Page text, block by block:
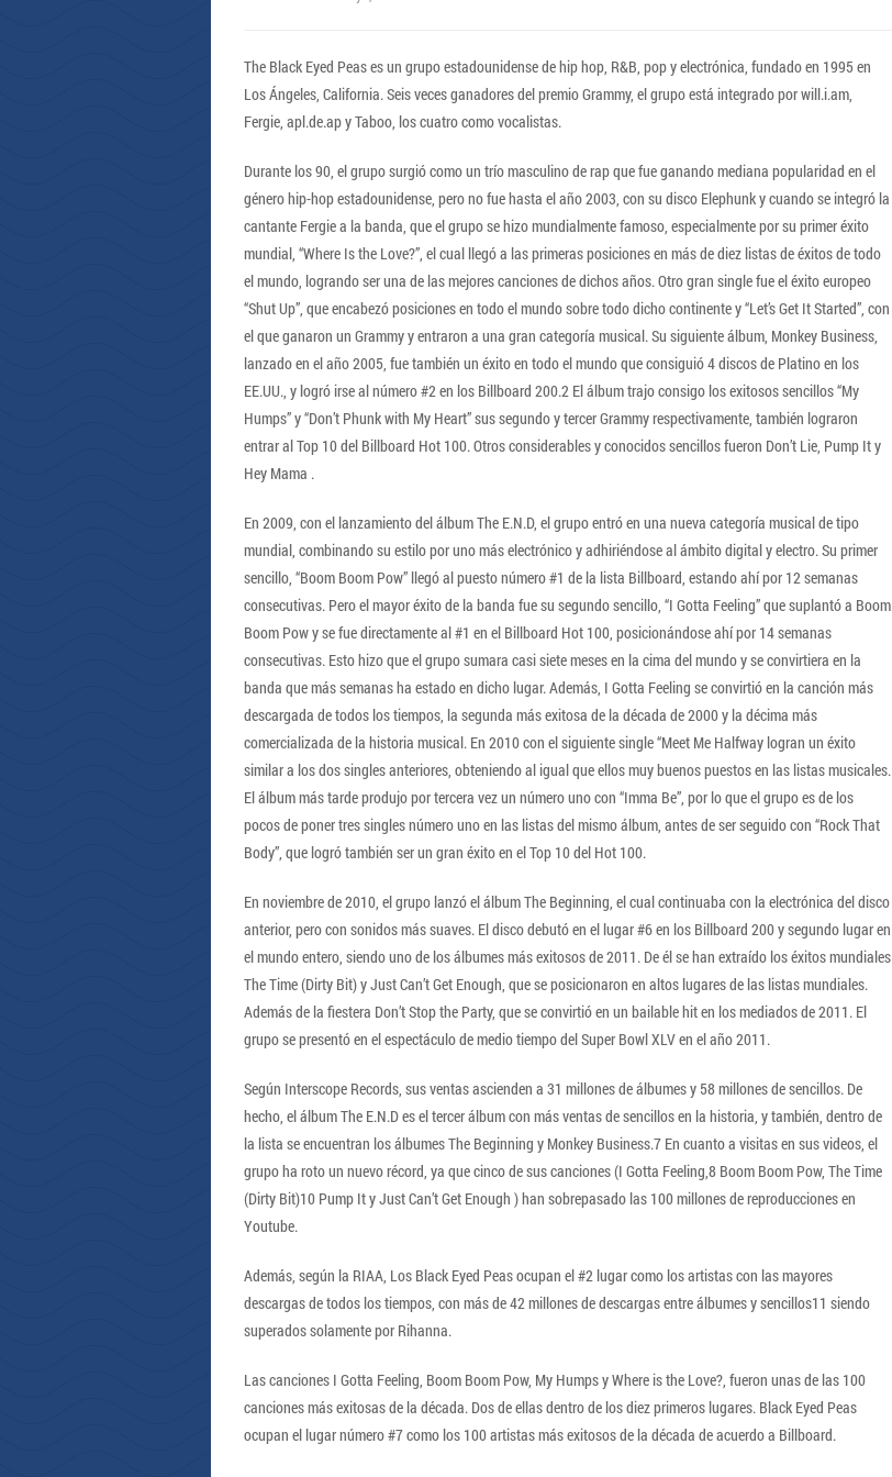
The Black Eyed Peas es un grupo estadounidense de hip hop, R&B, pop y electrónica, fundado en 1995 en
Los Ángeles, California. Seis veces ganadores del premio Grammy, el grupo está integrado por will.i.am,
Fergie, apl.de.ap y Taboo, los cuatro como vocalistas.
Durante los 90, el grupo surgió como un trío masculino de rap que fue ganando mediana popularidad en el
género hip-hop estadounidense, pero no fue hasta el año 2003, con su disco Elephunk y cuando se integró la
cantante Fergie a la banda, que el grupo se hizo mundialmente famoso, especialmente por su primer éxito
mundial, “Where Is the Love?”, el cual llegó a las primeras posiciones en más de diez listas de éxitos de todo
el mundo, logrando ser una de las mejores canciones de dichos años. Otro gran single fue el éxito europeo
“Shut Up”, que encabezó posiciones en todo el mundo sobre todo dicho continente y “Let’s Get It Started”, con
el que ganaron un Grammy y entraron a una gran categoría musical. Su siguiente álbum, Monkey Business,
lanzado en el año 2005, fue también un éxito en todo el mundo que consiguió 4 discos de Platino en los
EE.UU., y logró irse al número #2 en los Billboard 200.2 El álbum trajo consigo los exitosos sencillos “My
Humps” y “Don’t Phunk with My Heart” sus segundo y tercer Grammy respectivamente, también lograron
entrar al Top 10 del Billboard Hot 100. Otros considerables y conocidos sencillos fueron Don’t Lie, Pump It y
Hey Mama .
En 2009, con el lanzamiento del álbum The E.N.D, el grupo entró en una nueva categoría musical de tipo
mundial, combinando su estilo por uno más electrónico y adhiriéndose al ámbito digital y electro. Su primer
sencillo, “Boom Boom Pow” llegó al puesto número #1 de la lista Billboard, estando ahí por 12 semanas
consecutivas. Pero el mayor éxito de la banda fue su segundo sencillo, “I Gotta Feeling” que suplantó a Boom
Boom Pow y se fue directamente al #1 en el Billboard Hot 100, posicionándose ahí por 14 semanas
consecutivas. Esto hizo que el grupo sumara casi siete meses en la cima del mundo y se convirtiera en la
banda que más semanas ha estado en dicho lugar. Además, I Gotta Feeling se convirtió en la canción más
descargada de todos los tiempos, la segunda más exitosa de la década de 2000 y la décima más
comercializada de la historia musical. En 2010 con el siguiente single “Meet Me Halfway logran un éxito
similar a los dos singles anteriores, obteniendo al igual que ellos muy buenos puestos en las listas musicales.
El álbum más tarde produjo por tercera vez un número uno con “Imma Be”, por lo que el grupo es de los
pocos de poner tres singles número uno en las listas del mismo álbum, antes de ser seguido con “Rock That
Body”, que logró también ser un gran éxito en el Top 10 del Hot 100.
En noviembre de 2010, el grupo lanzó el álbum The Beginning, el cual continuaba con la electrónica del disco
anterior, pero con sonidos más suaves. El disco debutó en el lugar #6 en los Billboard 200 y segundo lugar en
el mundo entero, siendo uno de los álbumes más exitosos de 2011. De él se han extraído los éxitos mundiales
The Time (Dirty Bit) y Just Can’t Get Enough, que se posicionaron en altos lugares de las listas mundiales.
Además de la fiestera Don’t Stop the Party, que se convirtió en un bailable hit en los mediados de 2011. El
grupo se presentó en el espectáculo de medio tiempo del Super Bowl XLV en el año 2011.
Según Interscope Records, sus ventas ascienden a 31 millones de álbumes y 58 millones de sencillos. De
hecho, el álbum The E.N.D es el tercer álbum con más ventas de sencillos en la historia, y también, dentro de
la lista se encuentran los álbumes The Beginning y Monkey Business.7 En cuanto a visitas en sus videos, el
grupo ha roto un nuevo récord, ya que cinco de sus canciones (I Gotta Feeling,8 Boom Boom Pow, The Time
(Dirty Bit)10 Pump It y Just Can’t Get Enough ) han sobrepasado las 100 millones de reproducciones en
Youtube.
Además, según la RIAA, Los Black Eyed Peas ocupan el #2 lugar como los artistas con las mayores
descargas de todos los tiempos, con más de 42 millones de descargas entre álbumes y sencillos11 siendo
superados solamente por Rihanna.
Las canciones I Gotta Feeling, Boom Boom Pow, My Humps y Where is the Love?, fueron unas de las 100
canciones más exitosas de la década. Dos de ellas dentro de los diez primeros lugares. Black Eyed Peas
ocupan el lugar número #7 como los 100 artistas más exitosos de la década de acuerdo a Billboard.